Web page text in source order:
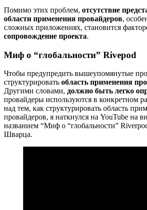
Помимо этих проблем, отсутствие
области применения провайдеров,
сложных приложениях, становится
сопровождение проекта.
Миф о “глобальности” Rivepod
Чтобы предупредить вышеупомянутые
структурировать область применения
Другими словами, должно быть легко
провайдеры используются в конкретном
над тем, как структурировать область
провайдеров, я наткнулся на YouTube на
названием “Миф о “глобальности”
Шварца.